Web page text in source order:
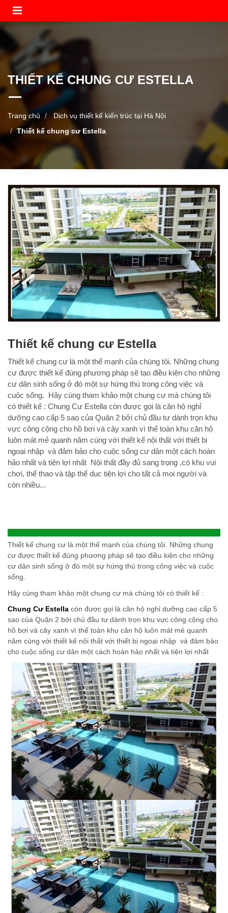
THIẾT KẾ CHUNG CƯ ESTELLA
Trang chủ
Dịch vụ thiết kế kiến trúc tại Hà Nội
Thiết kế chung cư Estella
Thiết kế chung cư Estella
Thiết kế chung cư là một thế mạnh của chúng tôi. Những chung
cư được thiết kế đúng phương pháp sẽ tạo điều kiện cho những
cư dân sinh sống ở đó một sự hứng thú trong công việc và
cuộc sống. Hãy cùng tham khảo một chung cư mà chúng tôi
có thiết kế : Chung Cư Estella còn được gọi là căn hộ nghỉ
dưỡng cao cấp 5 sao của Quận 2 bởi chủ đầu tư dành trọn khu
vực công cộng cho hồ bơi và cây xanh vì thế toàn khu căn hộ
luôn mát mẻ quanh năm cùng với thiết kế nội thất với thiết bị
ngoại nhập và đảm bảo cho cuộc sống cư dân một cách hoàn
hảo nhất và tiện lợi nhất Nội thất đầy đủ sang trọng ,có khu vui
chơi, thể thao và tập thể dục tiện lợi cho tất cả moi người và
còn nhiều...
Thiết kế chung cư là một thế mạnh của chúng tôi. Những chung
cư được thiết kế đúng phương pháp sẽ tạo điều kiện cho những
cư dân sinh sống ở đó một sự hứng thú trong công việc và cuộc
sống.
Hãy cùng tham khảo một chung cư mà chúng tôi có thiết kế :
Chung Cư Estella còn được gọi là căn hộ nghỉ dưỡng cao cấp 5
sao của Quận 2 bởi chủ đầu tư dành trọn khu vực công cộng cho
hồ bơi và cây xanh vì thế toàn khu căn hộ luôn mát mẻ quanh
năm cùng với thiết kế nội thất với thiết bị ngoại nhập và đảm bảo
cho cuộc sống cư dân một cách hoàn hảo nhất và tiện lợi nhất